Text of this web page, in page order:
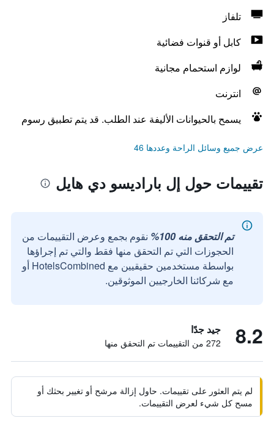
تلفاز
كابل أو قنوات فضائية
لوازم استحمام مجانية
انترنت
يسمح بالحيوانات الأليفة عند الطلب. قد يتم تطبيق رسوم
عرض جميع وسائل الراحة وعددها 46
تقييمات حول إل باراديسو دي هايل
تم التحقق منه 100%
نقوم بجمع وعرض التقييمات من
الحجوزات التي تم التحقق منها فقط والتي تم إجراؤها
بواسطة مستخدمين حقيقيين مع HotelsCombined أو
مع شركائنا الخارجيين الموثوقين.
8.2 جيد جدًا
272 من التقييمات تم التحقق منها
لم يتم العثور على تقييمات. حاول إزالة مرشح أو تغيير بحثك أو
مسح كل شيء لعرض التقييمات.